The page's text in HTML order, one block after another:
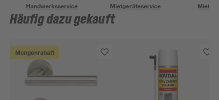
Handwerksservice Mietgeräteservice
Häufig dazu gekauft
Mengenrabatt